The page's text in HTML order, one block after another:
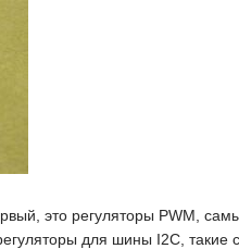
это регуляторы PWM,
для шины I2C, такие